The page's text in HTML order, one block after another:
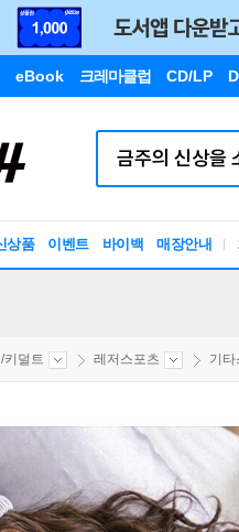
eBook 크레마클럽 CD/LP
상품 이벤트 바이백 매장안내
키덜트 레저스포츠 기타